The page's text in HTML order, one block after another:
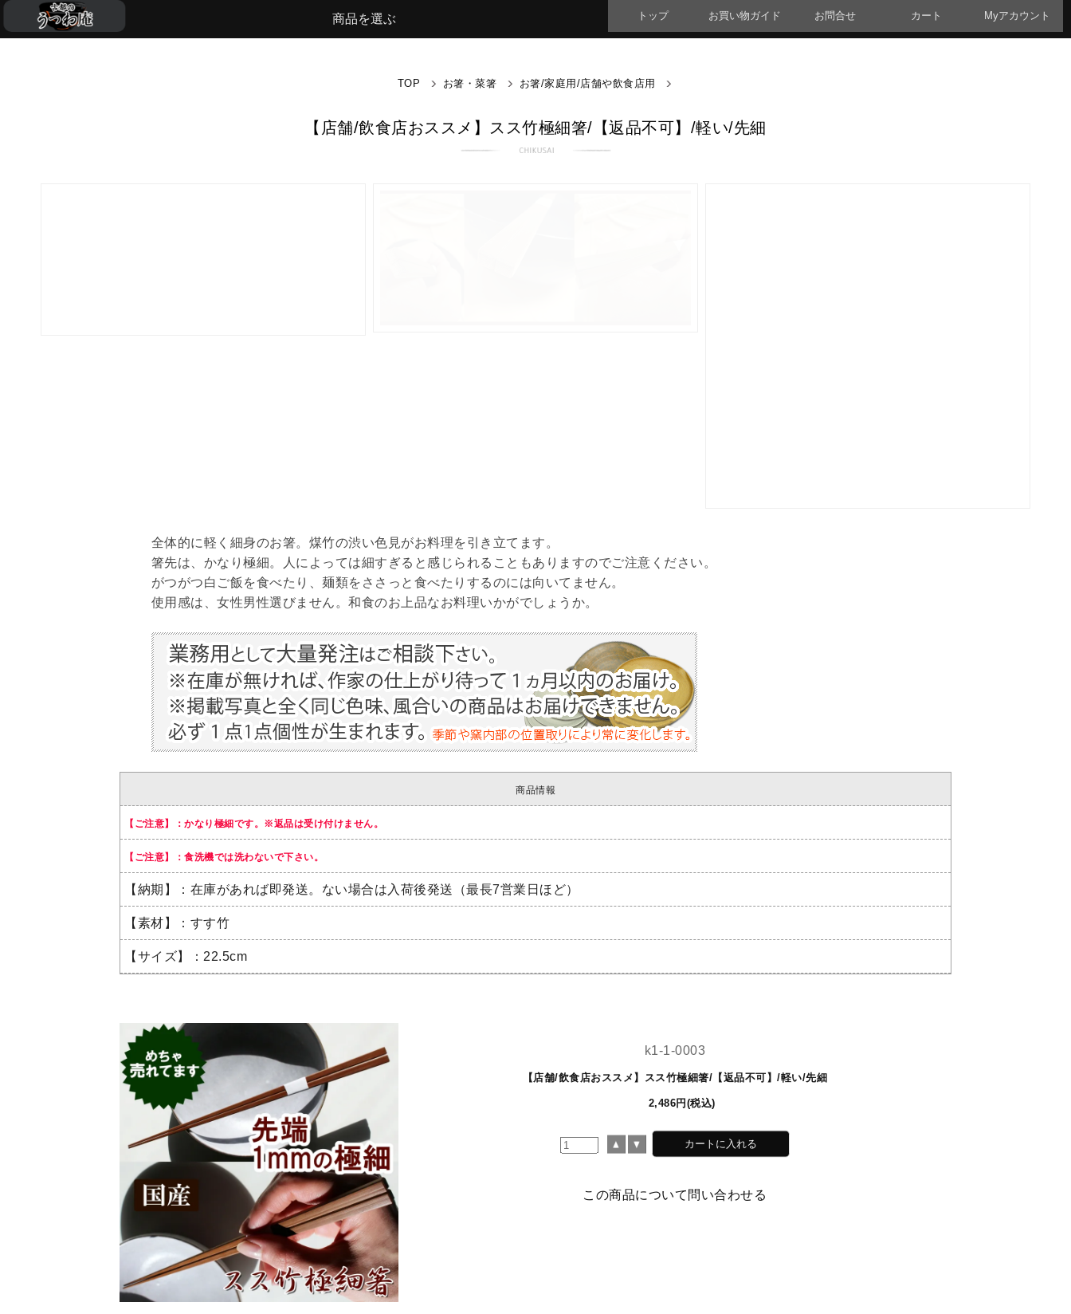
商品を選ぶ トップ お買い物ガイド お問合せ カート Myアカウント
TOP お箸・菜箸 お箸/家庭用/店舗や飲食店用
【店舗/飲食店おススメ】スス竹極細箸/【返品不可】/軽い/先細
全体的に軽く細身のお箸。煤竹の渋い色見がお料理を引き立てます。
箸先は、かなり極細。人によっては細すぎると感じられることもありますのでご注意ください。
がつがつ白ご飯を食べたり、麺類をささっと食べたりするのには向いてません。
使用感は、女性男性選びません。和食のお上品なお料理いかがでしょうか。
商品情報
【ご注意】：かなり極細です。※返品は受け付けません。
【ご注意】：食洗機では洗わないで下さい。
【納期】：在庫があれば即発送。ない場合は入荷後発送（最長7営業日ほど）
【素材】：すす竹
【サイズ】：22.5cm
k1-1-0003
【店舗/飲食店おススメ】スス竹極細箸/【返品不可】/軽い/先細
2,486円(税込)
この商品について問い合わせる